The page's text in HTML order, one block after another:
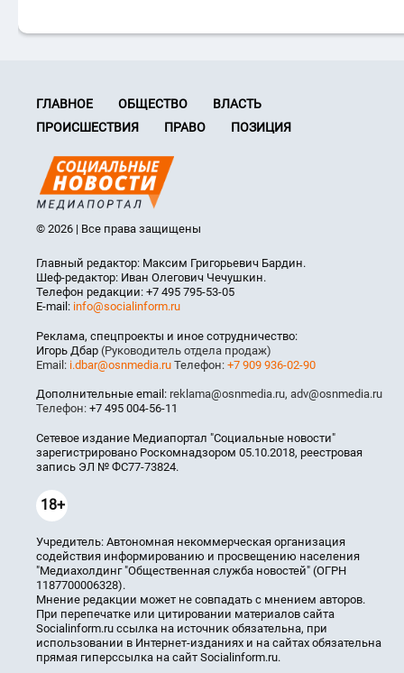
ГЛАВНОЕ ОБЩЕСТВО
ВЛАСТЬ
ПРОИСШЕСТВИЯ
ПРАВО ПОЗИЦИЯ
© 2026 | Все права защищены
Главный редактор: Максим Григорьевич Бардин.
Шеф-редактор: Иван Олегович Чечушкин.
Телефон редакции: +7 495 795-53-05
E-mail: info@socialinform.ru
Реклама, спецпроекты и иное сотрудничество:
Игорь Дбар (Руководитель отдела продаж)
Email: i.dbar@osnmedia.ru Телефон: +7 909 936-02-90
Дополнительные email: reklama@osnmedia.ru, adv@osnmedia.ru
Телефон: +7 495 004-56-11
Сетевое издание Медиапортал "Социальные новости"
зарегистрировано Роскомнадзором 05.10.2018, реестровая
запись ЭЛ № ФС77-73824.
18+
Учредитель: Автономная некоммерческая организация
содействия информированию и просвещению населения
"Медиахолдинг "Общественная служба новостей" (ОГРН
1187700006328).
Мнение редакции может не совпадать с мнением авторов.
При перепечатке или цитировании материалов сайта
Socialinform.ru ссылка на источник обязательна, при
использовании в Интернет-изданиях и на сайтах обязательна
прямая гиперссылка на сайт Socialinform.ru.